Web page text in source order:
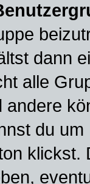
dann
alle
andere
du